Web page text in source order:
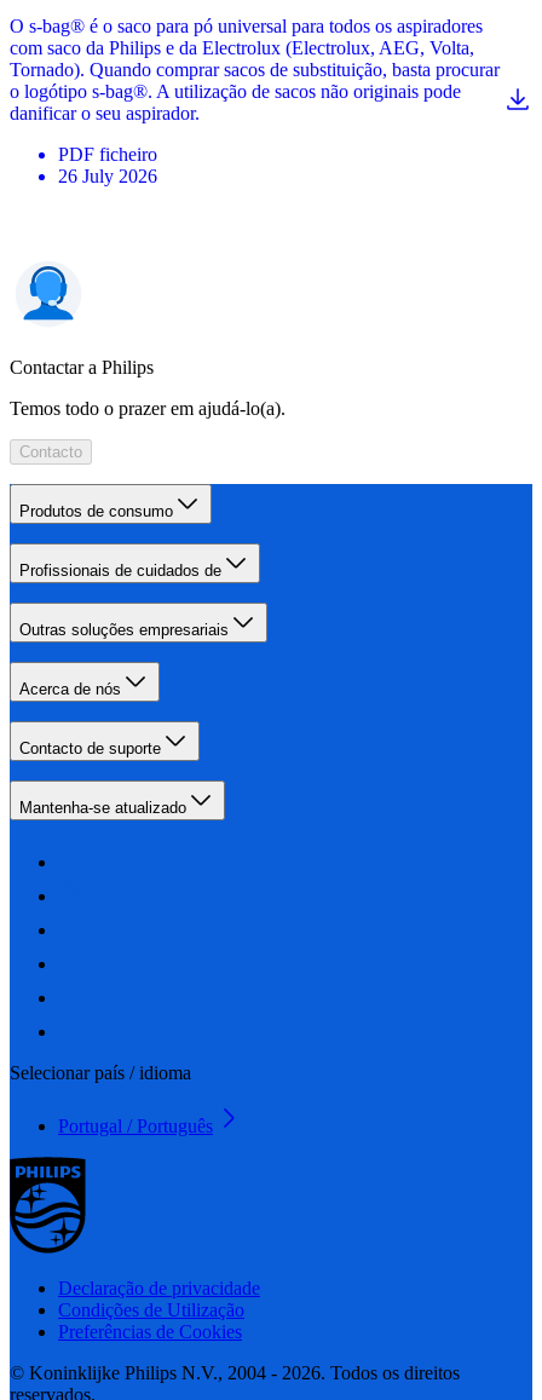
O s-bag® é o saco para pó universal para todos os aspiradores
com saco da Philips e da Electrolux (Electrolux, AEG, Volta,
Tornado). Quando comprar sacos de substituição, basta procurar
o logótipo s-bag®. A utilização de sacos não originais pode
danificar o seu aspirador.
PDF ficheiro
26 July 2026
Contactar a Philips
Temos todo o prazer em ajudá-lo(a).
Contacto
Produtos de consumo
Profissionais de cuidados de
Outras soluções empresariais
Acerca de nós
Contacto de suporte
Mantenha-se atualizado
Selecionar país / idioma
Portugal / Português
Declaração de privacidade
Condições de Utilização
Preferências de Cookies
© Koninklijke Philips N.V., 2004 - 2026. Todos os direitos
reservados.